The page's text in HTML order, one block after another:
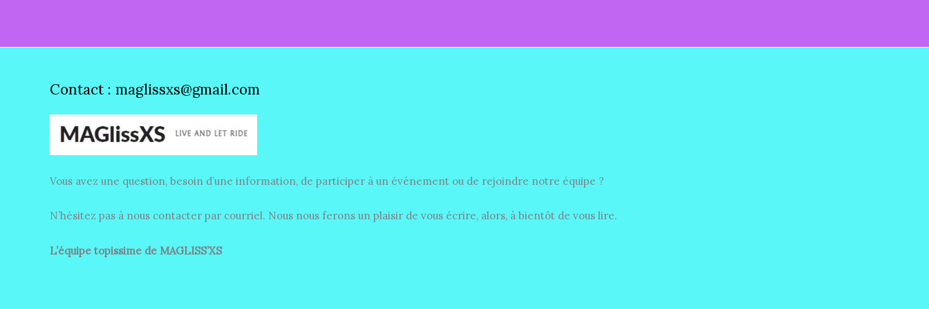
Contact : maglissxs@gmail.com
Vous avez une question, besoin d’une information, de participer à un événement ou de rejoindre notre équipe ?
N’hésitez pas à nous contacter par courriel. Nous nous ferons un plaisir de vous écrire, alors, à bientôt de vous lire.
L’équipe topissime de MAGLISS’XS